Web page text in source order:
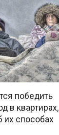
победить
в квартирах,
их способах